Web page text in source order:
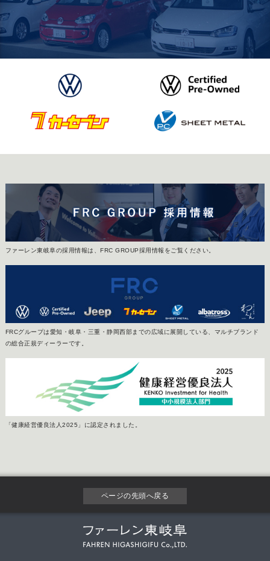
ファーレン東岐阜の採用情報は、FRC GROUP採用情報をご覧ください。
FRCグループは愛知・岐阜・三重・静岡西部までの広域に展開している、マルチブランド
の総合正規ディーラーです。
「健康経営優良法人2025」に認定されました。
ページの先頭へ戻る